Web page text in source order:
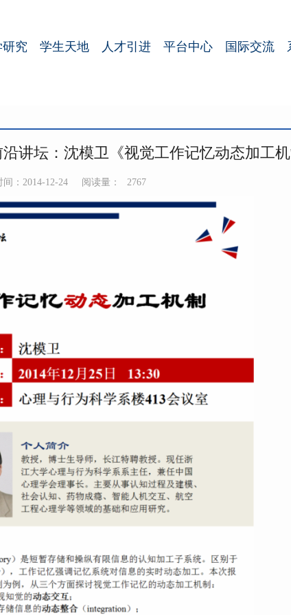
究 学生天地 人才引进 平台中心 国际交流
讲坛：沈模卫《视觉工作记忆动态加工机
间：2014-12-24 阅读量： 2767